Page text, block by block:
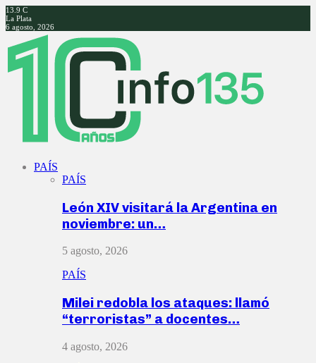
13.9 C
La Plata
6 agosto, 2026
Facebook
Twitter
Instagram
Youtube
PAÍS
PAÍS
León XIV visitará la Argentina en
noviembre: un…
5 agosto, 2026
PAÍS
Milei redobla los ataques: llamó
“terroristas” a docentes…
4 agosto, 2026